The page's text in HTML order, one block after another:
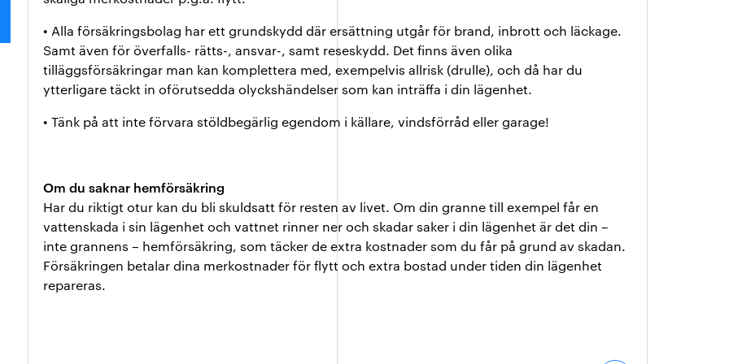
• Alla försäkringsbolag har ett grundskydd där ersättning utgår för brand, inbrott och läckage.
Samt även för överfalls- rätts-, ansvar-, samt reseskydd. Det finns även olika
tilläggsförsäkringar man kan komplettera med, exempelvis allrisk (drulle), och då har du
ytterligare täckt in oförutsedda olyckshändelser som kan inträffa i din lägenhet.
• Tänk på att inte förvara stöldbegärlig egendom i källare, vindsförråd eller garage!
Om du saknar hemförsäkring
Har du riktigt otur kan du bli skuldsatt för resten av livet. Om din granne till exempel får en
vattenskada i sin lägenhet och vattnet rinner ner och skadar saker i din lägenhet är det din –
inte grannens – hemförsäkring, som täcker de extra kostnader som du får på grund av skadan.
Försäkringen betalar dina merkostnader för flytt och extra bostad under tiden din lägenhet
repareras.